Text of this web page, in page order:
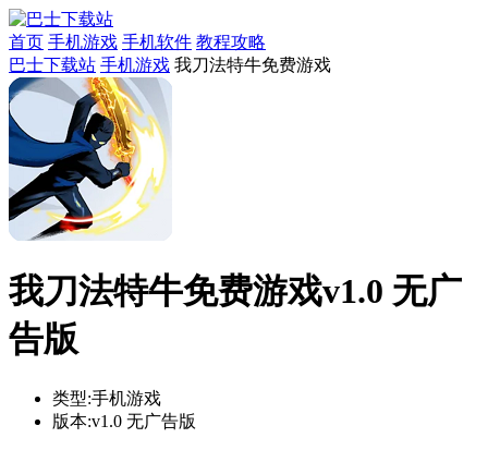
首页 手机游戏 手机软件 教程攻略
巴士下载站 手机游戏 我刀法特牛免费游戏
我刀法特牛免费游戏v1.0 无广
告版
类型:手机游戏
版本:v1.0 无广告版